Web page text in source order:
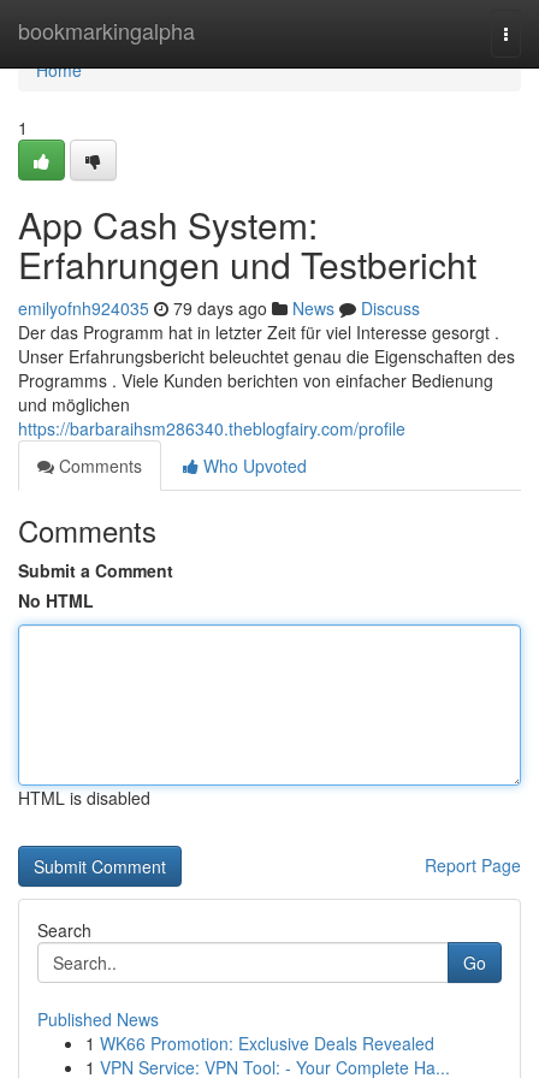
bookmarkingalpha
Home
Home
1
App Cash System:
Erfahrungen und Testbericht
emilyofnh924035 79 days ago News
Discuss
Der das Programm hat in letzter Zeit für viel Interesse gesorgt .
Unser Erfahrungsbericht beleuchtet genau die Eigenschaften des
Programms . Viele Kunden berichten von einfacher Bedienung
und möglichen
https://barbaraihsm286340.theblogfairy.com/profile
Comments
Who Upvoted
Comments
Submit a Comment
No HTML
HTML is disabled
Report Page
Search
Go
Published News
1 WK66 Promotion: Exclusive Deals Revealed
1 VPN Service: VPN Tool: - Your Complete Ha...